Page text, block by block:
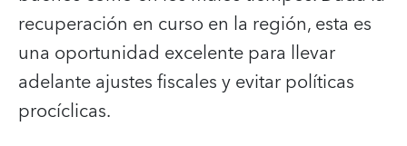
recuperación en curso en la región, esta es
una oportunidad excelente para llevar
adelante ajustes fiscales y evitar políticas
procíclicas.